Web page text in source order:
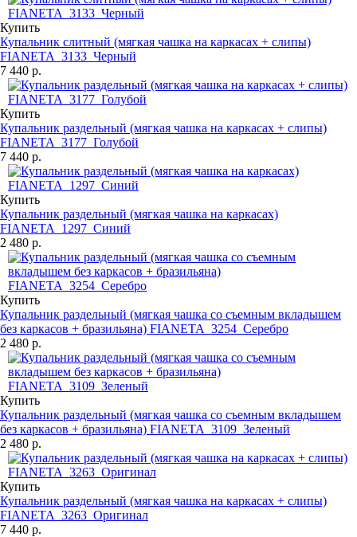
Купить
Купальник слитный (мягкая чашка на каркасах + слипы)
FIANETA_3133_Черный
7 440 р.
Купить
Купальник раздельный (мягкая чашка на каркасах + слипы)
FIANETA_3177_Голубой
7 440 р.
Купить
Купальник раздельный (мягкая чашка на каркасах)
FIANETA_1297_Синий
2 480 р.
Купить
Купальник раздельный (мягкая чашка со съемным вкладышем
без каркасов + бразильяна) FIANETA_3254_Серебро
2 480 р.
Купить
Купальник раздельный (мягкая чашка со съемным вкладышем
без каркасов + бразильяна) FIANETA_3109_Зеленый
2 480 р.
Купить
Купальник раздельный (мягкая чашка на каркасах + слипы)
FIANETA_3263_Оригинал
7 440 р.